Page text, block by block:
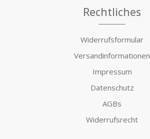
Rechtliches
Widerrufsformular
Versandinformationen
Impressum
Datenschutz
AGBs
Widerrufsrecht